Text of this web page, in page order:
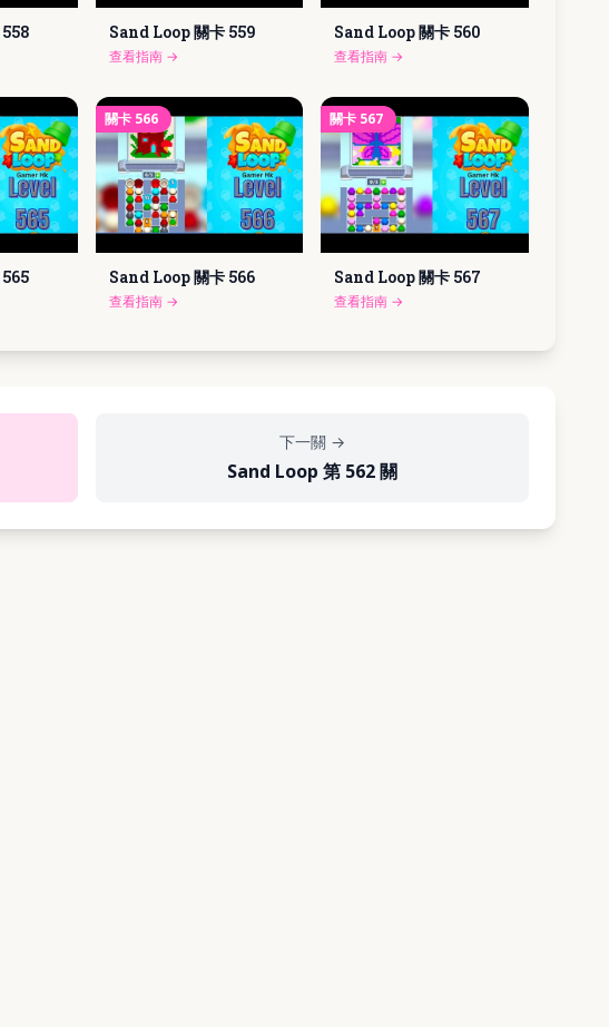
558 Sand Loop 關卡 559
查看指南→
Sand Loop 關卡 560
查看指南 →
565
關卡 566
Sand Loop 關卡 566
查看指南→
關卡 567
Sand Loop 關卡 567
查看指南 →
下一關 →
Sand Loop 第 562 關